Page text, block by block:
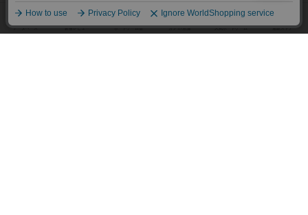
東京都のボードゲームカフェ